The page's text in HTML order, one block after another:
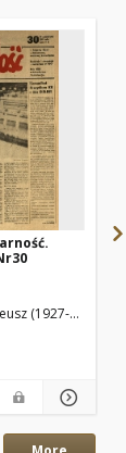
(1927-2013) Red.